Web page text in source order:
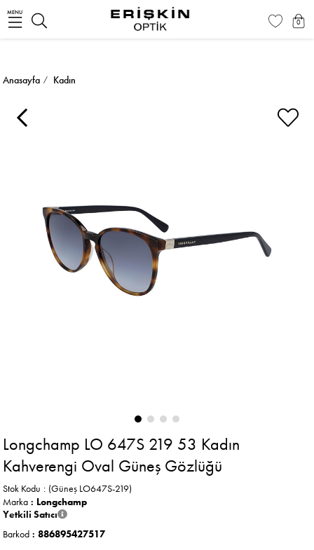
MENU
0
Anasayfa Kadın
Longchamp LO 647S 219 53 Kadın
Kahverengi Oval Güneş Gözlüğü
(Güneş LO647S-219)
Stok Kodu
Marka : Longchamp
Yetkili Satıcı
Barkod : 886895427517